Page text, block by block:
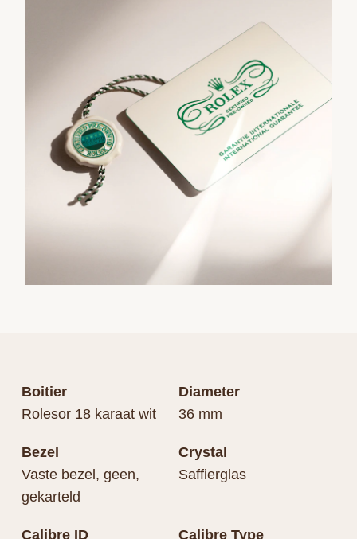
Boitier
Rolesor 18 karaat wit
Diameter
36 mm
Bezel
Vaste bezel, geen,
gekarteld
Crystal
Saffierglas
Calibre ID Calibre Type